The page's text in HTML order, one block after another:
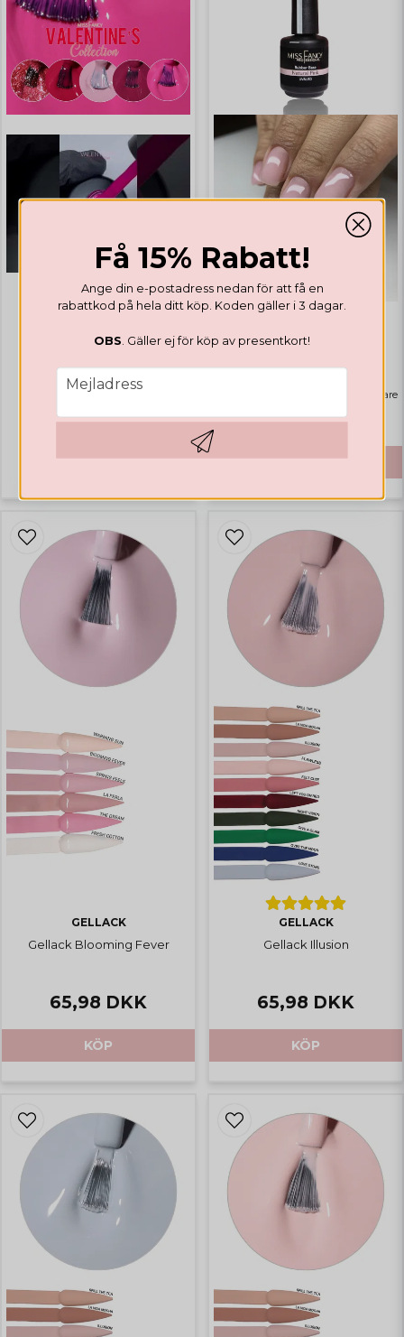
GELLACK
Bästsäljare
105,97 DKK
KÖP
GELLACK
Gellack Blooming Fever
65,98 DKK
KÖP
GELLACK
Gellack Illusion
65,98 DKK
KÖP
Få 15% Rabatt!
Ange din e-postadress nedan för att få en
rabattkod på hela ditt köp. Koden gäller i 3 dagar.
OBS . Gäller ej för köp av presentkort!
email
Mejladress